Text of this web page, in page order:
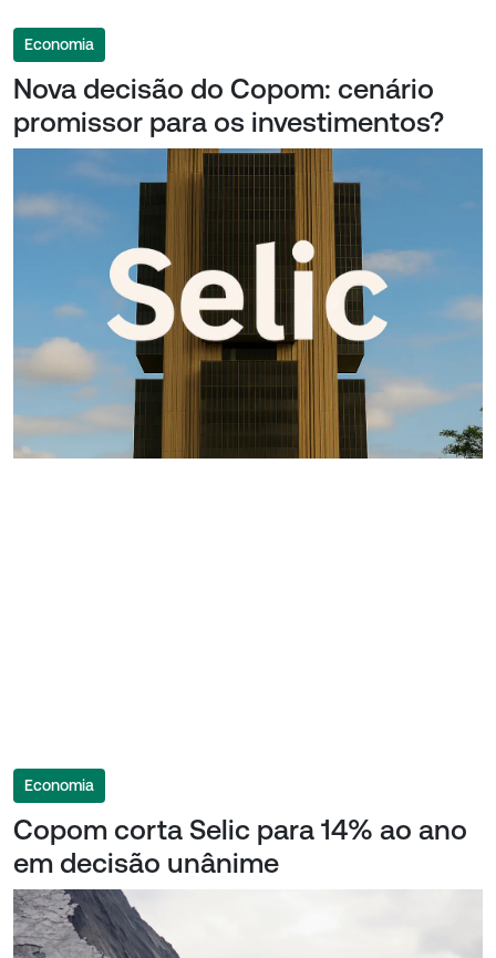
Economia
Nova decisão do Copom: cenário
promissor para os investimentos?
Economia
Copom corta Selic para 14% ao ano
em decisão unânime